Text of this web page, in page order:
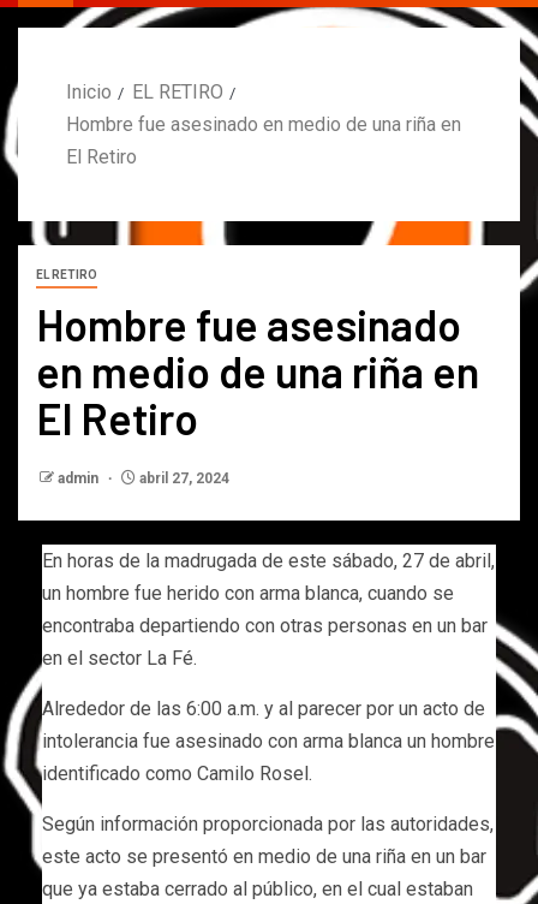
Inicio
EL RETIRO
Hombre fue asesinado en medio de una riña en
El Retiro
EL RETIRO
Hombre fue asesinado
en medio de una riña en
El Retiro
admin abril 27, 2024
En horas de la madrugada de este sábado, 27 de abril,
un hombre fue herido con arma blanca, cuando se
encontraba departiendo con otras personas en un bar
en el sector La Fé.
Alrededor de las 6:00 a.m. y al parecer por un acto de
intolerancia fue asesinado con arma blanca un hombre
identificado como Camilo Rosel.
Según información proporcionada por las autoridades,
este acto se presentó en medio de una riña en un bar
que ya estaba cerrado al público, en el cual estaban